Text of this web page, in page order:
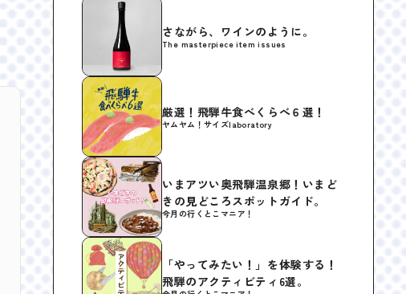
The masterpiece item issues
さながら、ワインのように。
ヤムヤム！サイズlaboratory
厳選！飛騨牛食べくらべ６選！
今月の行くとこマニア！
いまアツい奥飛騨温泉郷！いまど
きの見どころスポットガイド。
「やってみたい！」を体験する！
飛騨のアクティビティ6選。